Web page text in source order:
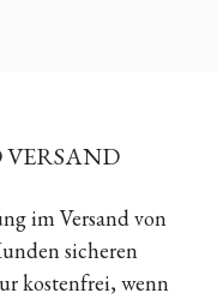
im Versand von
sicheren
kostenfrei, wenn